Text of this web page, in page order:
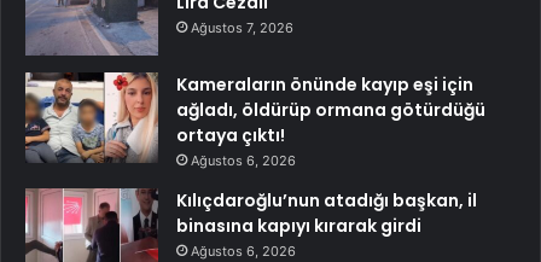
Ağustos 7, 2026
Kameraların önünde kayıp eşi için
ağladı, öldürüp ormana götürdüğü
ortaya çıktı!
Ağustos 6, 2026
Kılıçdaroğlu’nun atadığı başkan, il
binasına kapıyı kırarak girdi
Ağustos 6, 2026